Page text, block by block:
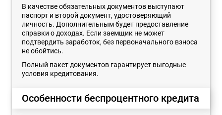
В качестве обязательных документов выступают
паспорт и второй документ, удостоверяющий
личность. Дополнительным будет предоставление
справки о доходах. Если заемщик не может
подтвердить заработок, без первоначального взноса
не обойтись.
Полный пакет документов гарантирует выгодные
условия кредитования.
Особенности беспроцентного кредита